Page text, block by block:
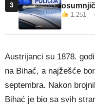
3
1.251
Austrijanci su 1878.
na Bihać, a najžešće
septembra. Nakon
Bihać je bio sa svih